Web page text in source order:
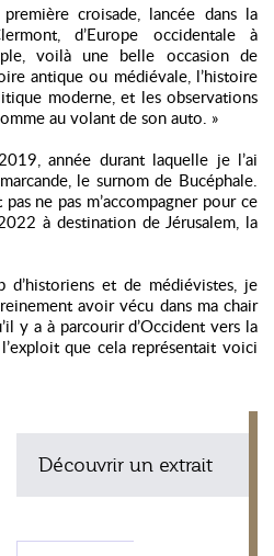
croisade, lancée dans la
d’Europe occidentale à
voilà une belle occasion de
antique ou médiévale, l’histoire
moderne, et les observations
au volant de son auto. »
année durant laquelle je l’ai
le surnom de Bucéphale.
ne pas m’accompagner pour ce
à destination de Jérusalem, la
d’historiens et de médiévistes, je
avoir vécu dans ma chair
y a à parcourir d’Occident vers la
que cela représentait voici
Découvrir un extrait